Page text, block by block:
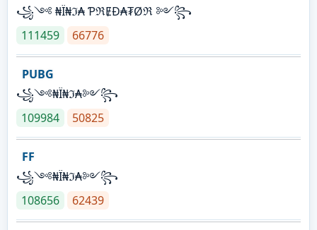
꧁༺ ₦Ї₦ℑ₳ ƤℜɆĐ₳₮Øℜ ༻꧂
111459
66776
PUBG
꧁༺₦Ї₦ℑ₳༻꧂
109984
50825
FF
꧁༺₦Ї₦ℑ₳༻꧂
108656
62439